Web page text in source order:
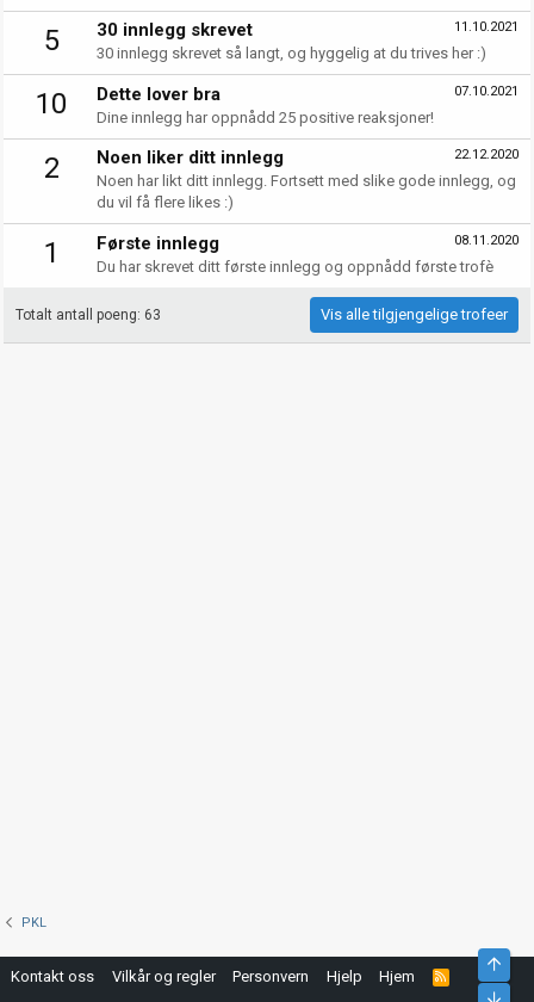
5 11.10.2021
30 innlegg skrevet
30 innlegg skrevet så langt, og hyggelig at du trives her :)
10 07.10.2021
Dette lover bra
Dine innlegg har oppnådd 25 positive reaksjoner!
2 22.12.2020
Noen liker ditt innlegg
Noen har likt ditt innlegg. Fortsett med slike gode innlegg, og
du vil få flere likes :)
1 08.11.2020
Første innlegg
Du har skrevet ditt første innlegg og oppnådd første trofè
Totalt antall poeng: 63 Vis alle tilgjengelige trofeer
PKL
Kontakt oss Vilkår og regler Personvern Hjelp Hjem
R
S
Topp
Bunn